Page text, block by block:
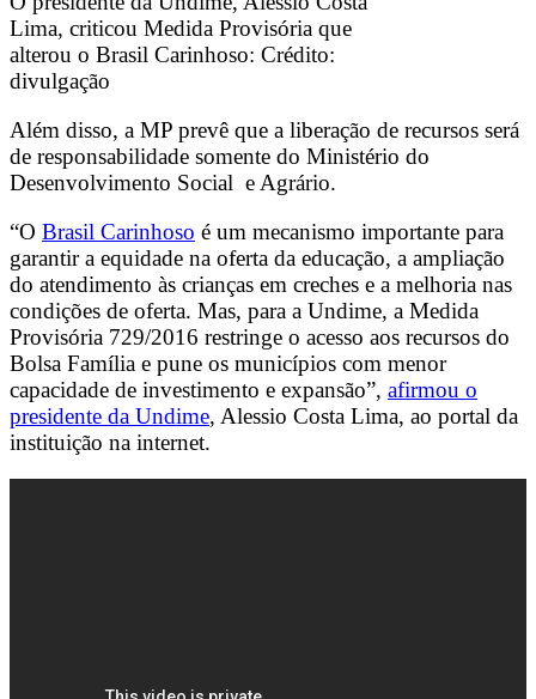
Lima, criticou Medida Provisória que
alterou o Brasil Carinhoso: Crédito:
divulgação
Além disso, a MP prevê que a liberação de recursos será
de responsabilidade somente do Ministério do
Desenvolvimento Social e Agrário.
“O Brasil Carinhoso é um mecanismo importante para
garantir a equidade na oferta da educação, a ampliação
do atendimento às crianças em creches e a melhoria nas
condições de oferta. Mas, para a Undime, a Medida
Provisória 729/2016 restringe o acesso aos recursos do
Bolsa Família e pune os municípios com menor
capacidade de investimento e expansão”, afirmou o
presidente da Undime, Alessio Costa Lima, ao portal da
instituição na internet.